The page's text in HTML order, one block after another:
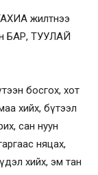
жилтнээ
БАР, ТУУЛАЙ
босгох, хот
хийх, бүтээл
сан нуун
няцах,
хийх, эм тан